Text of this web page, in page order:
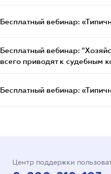
Бесплатный вебинар:
Бесплатный вебинар:
всего приводят к судебным
Бесплатный вебинар:
Центр поддержки